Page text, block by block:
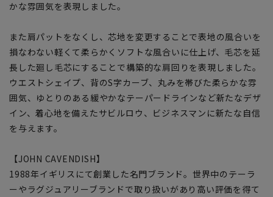
かな雰囲気を表現しました。
また肩パットをなくし、芯地を変更することで表地の風合いを
損なわない軽くて柔らかくソフトな風合いに仕上げ、毛芯を延
長した廻し毛芯にすることで構築的な肩回りを表現しました。
ウエストシェイプ、背のS字カーブ、丸みを帯びた柔らかな雰
囲気、ゆとりのある緩やかなテーパードラインなど新たなデザ
イン、着心地を備えたサビルロウ、ビジネスマンに新たな自信
を与えます。
【JOHN CAVENDISH】
1988年イギリスにて創業した名門ブランド。世界中のテーラ
ーやラグジュアリーブランドで取り扱いがあり高い評価を得て